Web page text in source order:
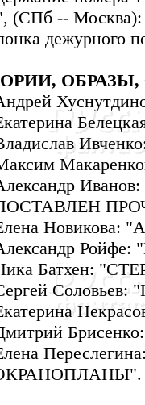
(СПб -- Москва):
дежурного
ОБРАЗЫ,
Hовикова:
Батхен: